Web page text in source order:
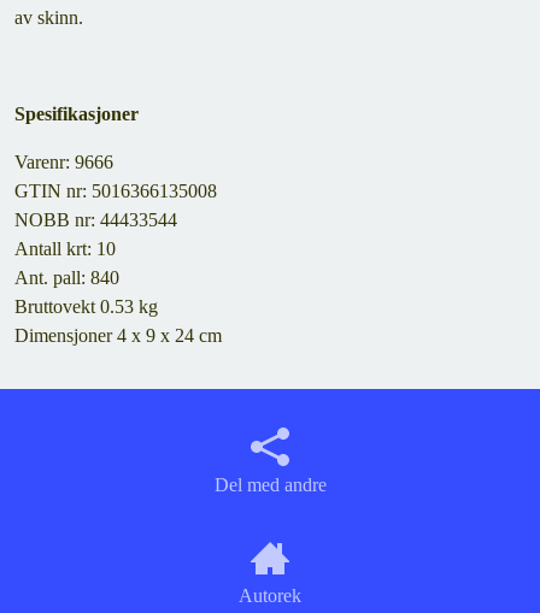
av skinn.
Spesifikasjoner
Varenr: 9666
GTIN nr: 5016366135008
NOBB nr: 44433544
Antall krt: 10
Ant. pall: 840
Bruttovekt 0.53 kg
Dimensjoner 4 x 9 x 24 cm
Del med andre
Autorek